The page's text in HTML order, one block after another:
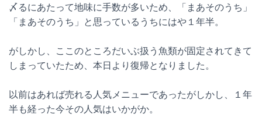
〆るにあたって地味に手数が多いため、「まあそのうち」
「まあそのうち」と思っているうちにはや１年半。
がしかし、ここのところだいぶ扱う魚類が固定されてきて
しまっていたため、本日より復帰となりました。
以前はあれば売れる人気メニューであったがしかし、１年
半も経った今その人気はいかがか。